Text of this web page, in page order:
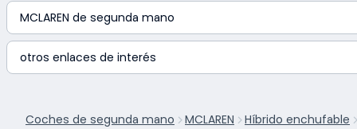
MCLAREN de segunda mano
otros enlaces de interés
Coches de segunda mano MCLAREN Híbrido enchufable